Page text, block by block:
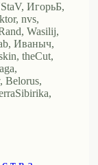
ИгорьБ,
nvs,
Wasilij,
Иваныч,
theCut,
Belorus,